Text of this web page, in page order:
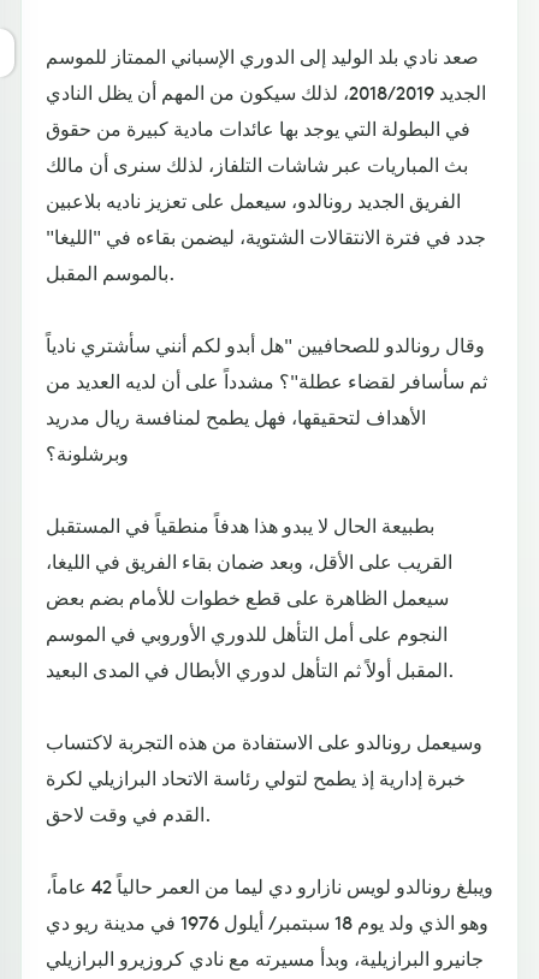
صعد نادي بلد الوليد إلى الدوري الإسباني الممتاز للموسم
الجديد 2018/2019، لذلك سيكون من المهم أن يظل النادي
في البطولة التي يوجد بها عائدات مادية كبيرة من حقوق
بث المباريات عبر شاشات التلفاز، لذلك سنرى أن مالك
الفريق الجديد رونالدو، سيعمل على تعزيز ناديه بلاعبين
جدد في فترة الانتقالات الشتوية، ليضمن بقاءه في "الليغا"
بالموسم المقبل.
وقال رونالدو للصحافيين "هل أبدو لكم أنني سأشتري نادياً
ثم سأسافر لقضاء عطلة"؟ مشدداً على أن لديه العديد من
الأهداف لتحقيقها، فهل يطمح لمنافسة ريال مدريد
وبرشلونة؟
بطبيعة الحال لا يبدو هذا هدفاً منطقياً في المستقبل
القريب على الأقل، وبعد ضمان بقاء الفريق في الليغا،
سيعمل الظاهرة على قطع خطوات للأمام بضم بعض
النجوم على أمل التأهل للدوري الأوروبي في الموسم
المقبل أولاً ثم التأهل لدوري الأبطال في المدى البعيد.
وسيعمل رونالدو على الاستفادة من هذه التجربة لاكتساب
خبرة إدارية إذ يطمح لتولي رئاسة الاتحاد البرازيلي لكرة
القدم في وقت لاحق.
ويبلغ رونالدو لويس نازارو دي ليما من العمر حالياً 42 عاماً،
وهو الذي ولد يوم 18 سبتمبر/ أيلول 1976 في مدينة ريو دي
جانيرو البرازيلية، وبدأ مسيرته مع نادي كروزيرو البرازيلي